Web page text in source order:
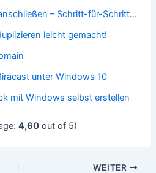
– Schritt-für-Schritt…
leicht gemacht!
unter Windows 10
mit Windows selbst erstellen
4,60 out of 5)
WEITER